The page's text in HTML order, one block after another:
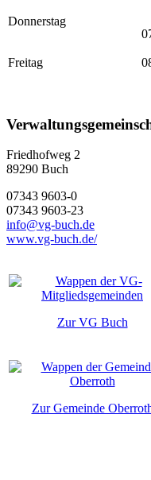
Donnerstag
Freitag
Friedhofweg 2
89290 Buch
07343 9603-0
07343 9603-23
info@vg-buch.de
www.vg-buch.de/
Zur VG Buch
Zur Gemeinde